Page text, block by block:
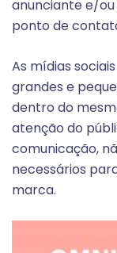
anunciante e/
ponto de
As mídias
grandes e
dentro do
atenção do
comunicação,
necessários
marca.